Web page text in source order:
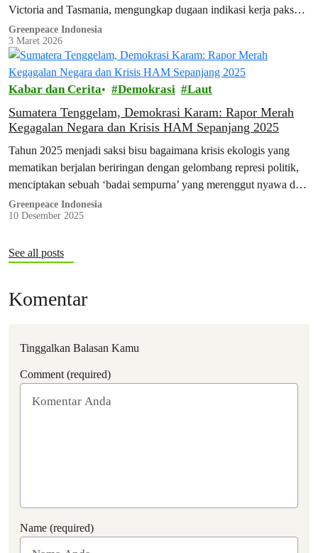
Victoria and Tasmania, mengungkap dugaan indikasi kerja paksa
yang dialami 25 awak…
Greenpeace Indonesia
3 Maret 2026
Kabar dan Cerita Demokrasi Laut
Sumatera Tenggelam, Demokrasi Karam: Rapor Merah
Kegagalan Negara dan Krisis HAM Sepanjang 2025
Tahun 2025 menjadi saksi bisu bagaimana krisis ekologis yang
mematikan berjalan beriringan dengan gelombang represi politik,
menciptakan sebuah ‘badai sempurna’ yang merenggut nyawa dan
membungkam suara rakyat secara sistematis.
Greenpeace Indonesia
10 Desember 2025
See all posts
Komentar
Tinggalkan Balasan Kamu
Comment (required)
Name (required)